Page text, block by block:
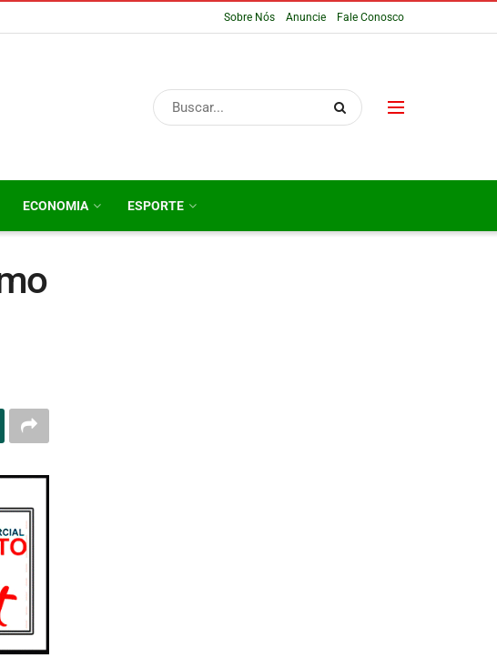
Sobre Nós Anuncie Fale Conosco
ECONOMIA ESPORTE